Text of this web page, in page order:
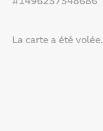
La carte a été volée.